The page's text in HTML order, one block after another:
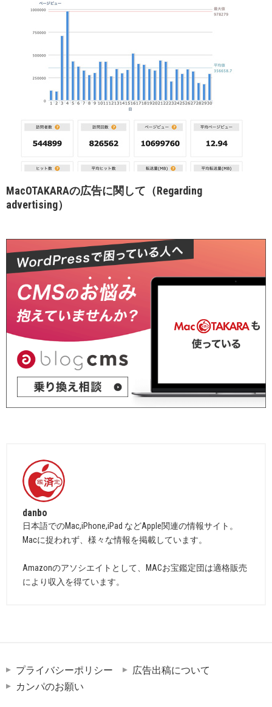
MacOTAKARAの広告に関して（Regarding
advertising）
danbo
日本語でのMac,iPhone,iPad などApple関連の情報サイト。
Macに捉われず、様々な情報を掲載しています。
Amazonのアソシエイトとして、MACお宝鑑定団は適格販売
により収入を得ています。
プライバシーポリシー
広告出稿について
カンパのお願い